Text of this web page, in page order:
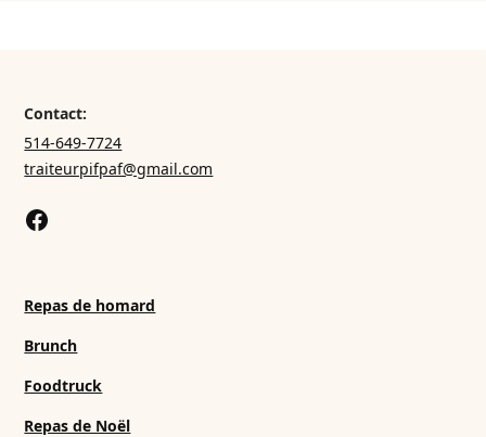
Contact:
514-649-7724
traiteurpifpaf@gmail.com
Repas de homard
Brunch
Foodtruck
Repas de Noël